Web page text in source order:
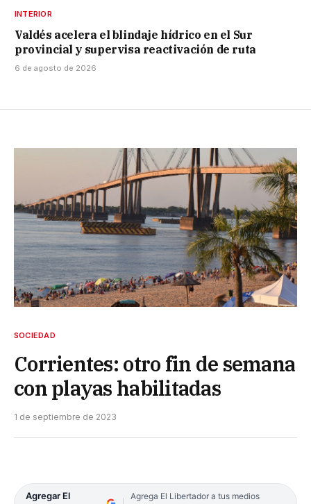
INTERIOR
Valdés acelera el blindaje hídrico en el Sur
provincial y supervisa reactivación de ruta
6 de agosto de 2026
SOCIEDAD
Corrientes: otro fin de semana
con playas habilitadas
1 de septiembre de 2023
Agregar El
Agrega El Libertador a tus medios